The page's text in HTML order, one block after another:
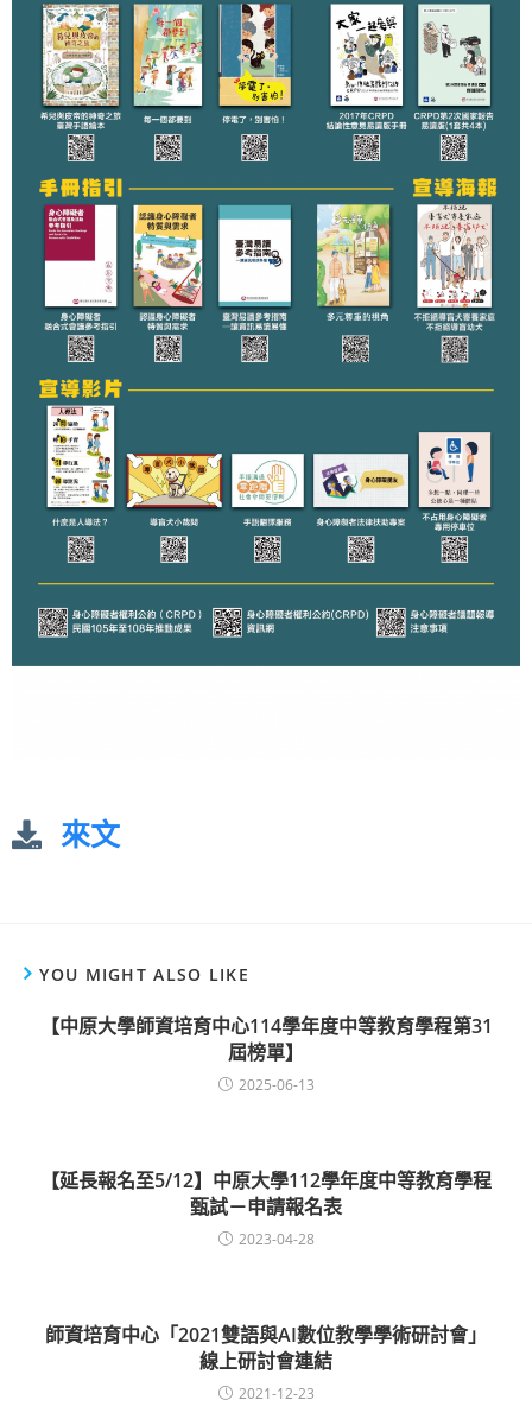
來文
YOU MIGHT ALSO LIKE
【中原大學師資培育中心114學年度中等教育學程第31
屆榜單】
2025-06-13
【延長報名至5/12】中原大學112學年度中等教育學程
甄試－申請報名表
2023-04-28
師資培育中心「2021雙語與AI數位教學學術研討會」
線上研討會連結
2021-12-23